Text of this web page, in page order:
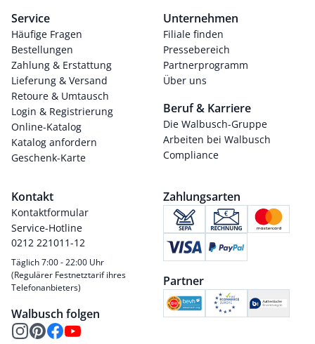
Service
Häufige Fragen
Bestellungen
Zahlung & Erstattung
Lieferung & Versand
Retoure & Umtausch
Login & Registrierung
Online-Katalog
Katalog anfordern
Geschenk-Karte
Unternehmen
Filiale finden
Pressebereich
Partnerprogramm
Über uns
Beruf & Karriere
Die Walbusch-Gruppe
Arbeiten bei Walbusch
Compliance
Kontakt
Kontaktformular
Service-Hotline
0212 221011-12
Täglich 7:00 - 22:00 Uhr
(Regulärer Festnetztarif ihres
Telefonanbieters)
Walbusch folgen
Zahlungsarten
Partner